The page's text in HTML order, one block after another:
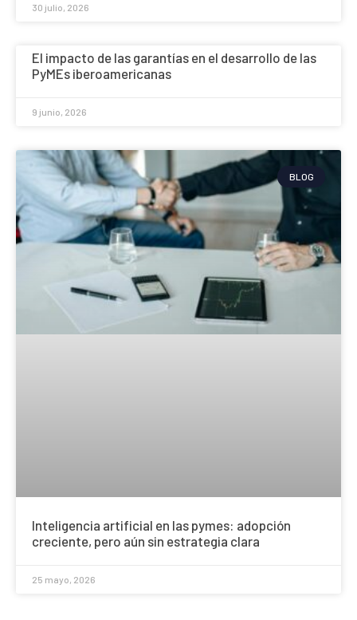
30 julio, 2026
El impacto de las garantías en el desarrollo de las
PyMEs iberoamericanas
9 junio, 2026
BLOG
Inteligencia artificial en las pymes: adopción
creciente, pero aún sin estrategia clara
25 mayo, 2026